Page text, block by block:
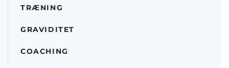
TRÆNING
GRAVIDITET
COACHING